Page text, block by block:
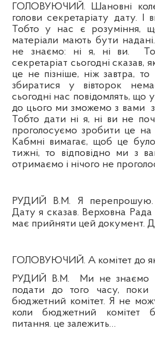
ГОЛОВУЮЧИЙ. Шановні
голови секретаріату дату. І
Тобто у нас є розуміння,
матеріали мають бути
не знаємо: ні я, ні ви.
секретаріат сьогодні
це не пізніше, ніж завтра, то
збиратися у вівторок
сьогодні нас повідомлять, що
до цього ми зможемо з вами
Тобто дати ні я, ні ви не
проголосуємо зробити це
Кабмні вимагає, щоб це
тижні, то відповідно ми з
отримаємо і нічого не
РУДИЙ В.М. Я перепрошую.
Дату я сказав. Верховна Рада
має прийняти цей документ.
ГОЛОВУЮЧИЙ. А комітет до
РУДИЙ В.М.
Ми не знаємо
подати до того часу, поки
бюджетний комітет. Я не
коли бюджетний комітет
питання. це залежить…